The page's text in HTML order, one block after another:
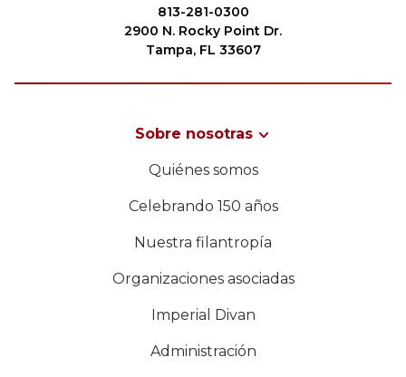
Define tu camino
Noticias y eventos
Centro de miembros
LIDERAZGO
813-281-0300
2900 N. Rocky Point Dr.
Tampa, FL 33607
Sobre nosotras
Quiénes somos
Celebrando 150 años
Nuestra filantropía
Organizaciones asociadas
Imperial Divan
Administración